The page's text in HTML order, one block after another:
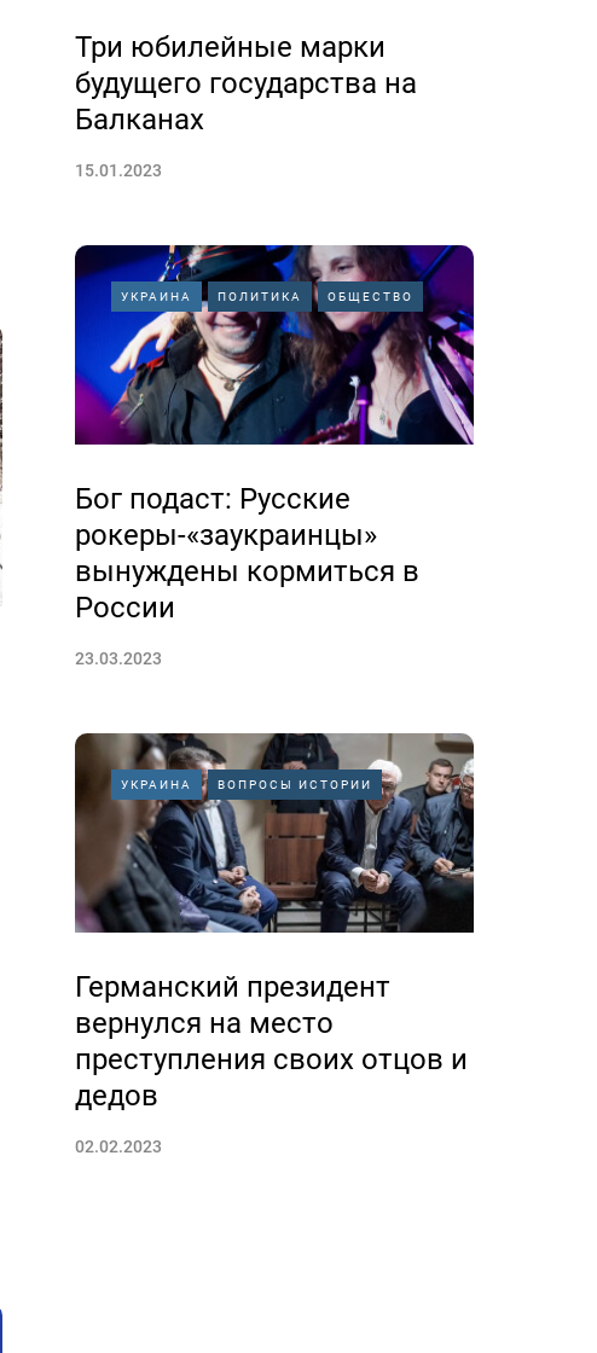
Три юбилейные марки
будущего государства на
Балканах
15.01.2023
УКРАИНА ПОЛИТИКА ОБЩЕСТВО
Бог подаст: Русские
рокеры-«заукраинцы»
вынуждены кормиться в
России
23.03.2023
УКРАИНА ВОПРОСЫ ИСТОРИИ
Германский президент
вернулся на место
преступления своих отцов и
дедов
02.02.2023